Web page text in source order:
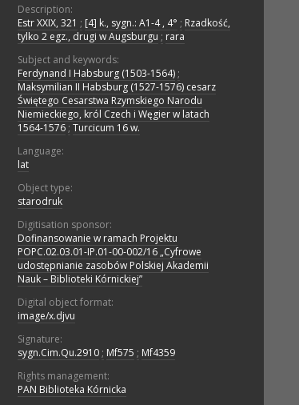
Description:
Estr XXIX, 321 ; [4] k., sygn.: A1-4 , 4° ; Rzadkość,
tylko 2 egz., drugi w Augsburgu ; rara
Subject and keywords:
Ferdynand I Habsburg (1503-1564) ;
Maksymilian II Habsburg (1527-1576) cesarz
Świętego Cesarstwa Rzymskiego Narodu
Niemieckiego, król Czech i Węgier w latach
1564-1576 ; Turcicum 16 w.
Language:
lat
Object type:
starodruk
Digitisation sponsor:
Dofinansowanie w ramach Projektu
POPC.02.03.01-IP.01-00-002/16 „Cyfrowe
udostępnianie zasobów Polskiej Akademii
Nauk – Biblioteki Kórnickiej”
Digital object format:
image/x.djvu
Signature:
sygn.Cim.Qu.2910 ; Mf575 ; Mf4359
Rights management:
PAN Biblioteka Kórnicka